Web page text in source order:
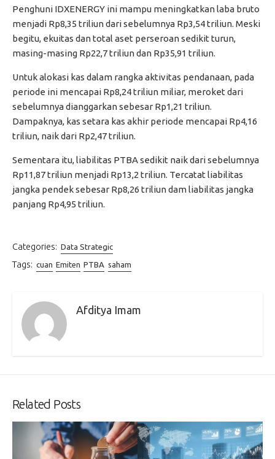
Penghuni IDXENERGY ini mampu meningkatkan laba bruto
menjadi Rp8,35 triliun dari sebelumnya Rp3,54 triliun. Meski
begitu, ekuitas dan total aset perseroan sedikit turun,
masing-masing Rp22,7 triliun dan Rp35,91 triliun.
Untuk alokasi kas dalam rangka aktivitas pendanaan, pada
periode ini mencapai Rp8,24 triliun miliar, meroket dari
sebelumnya dianggarkan sebesar Rp1,21 triliun.
Dampaknya, kas setara kas akhir periode mencapai Rp4,16
triliun, naik dari Rp2,47 triliun.
Sementara itu, liabilitas PTBA sedikit naik dari sebelumnya
Rp11,87 triliun menjadi Rp13,2 triliun. Tercatat liabilitas
jangka pendek sebesar Rp8,26 triliun dam liabilitas jangka
panjang Rp4,95 triliun.
Categories: Data Strategic
Tags: cuan Emiten PTBA saham
Afditya Imam
Related Posts